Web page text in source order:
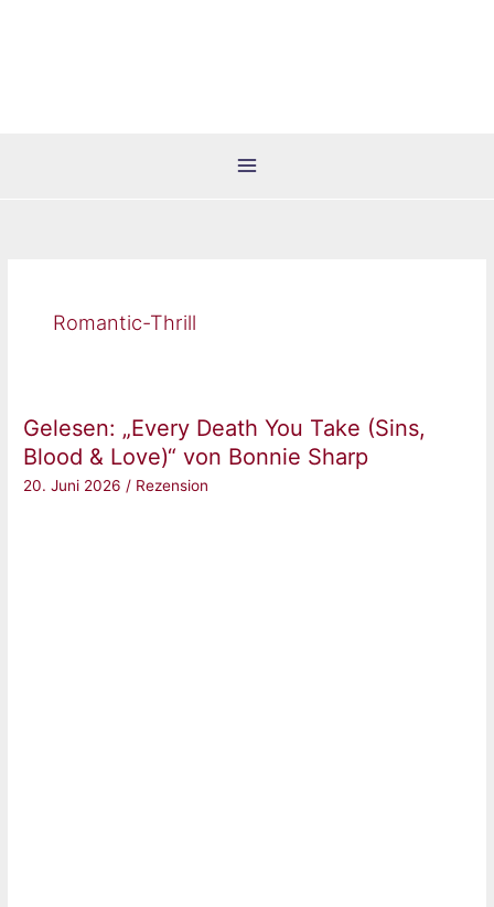
Romantic-Thrill
Gelesen: „Every Death You Take (Sins,
Blood & Love)“ von Bonnie Sharp
20. Juni 2026 / Rezension